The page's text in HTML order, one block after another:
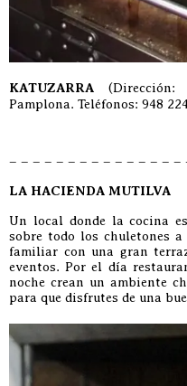
KATUZARRA (Dirección:
Pamplona. Teléfonos: 948
– – – – – – – – – – – – – –
LA HACIENDA MUTILVA
Un local donde la cocina
sobre todo los chuletones
familiar con una gran
eventos. Por el día
noche crean un ambiente
para que disfrutes de una